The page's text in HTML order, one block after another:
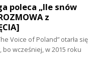
poleca „Ile snów
z
Voice of Poland” otarła się
bo wcześniej, w 2015 roku